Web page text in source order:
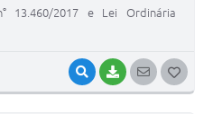
VISUALIZAR
BAIXARSEGUIR
13.460/2017 e Lei Ordinária